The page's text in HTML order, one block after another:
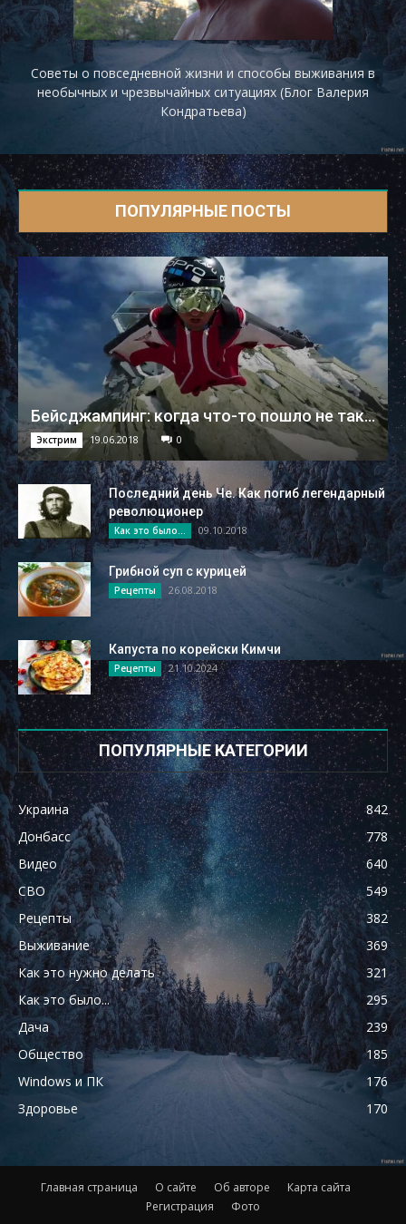
Советы о повседневной жизни и способы выживания в
необычных и чрезвычайных ситуациях (Блог Валерия
Кондратьева)
ПОПУЛЯРНЫЕ ПОСТЫ
Бейсджампинг: когда что-то пошло не так...
Экстрим 19.06.2018 0
Последний день Че. Как погиб легендарный
революционер
Как это было... 09.10.2018
Грибной суп с курицей
Рецепты 26.08.2018
Капуста по корейски Кимчи
Рецепты 21.10.2024
ПОПУЛЯРНЫЕ КАТЕГОРИИ
Украина
842
Донбасс
778
Видео
640
СВО
549
Рецепты
382
Выживание
369
Как это нужно делать
321
Как это было...
295
Дача
239
Общество
185
Windows и ПК
176
Здоровье
170
Главная страница О сайте Об авторе
Карта сайта
Регистрация
Фото